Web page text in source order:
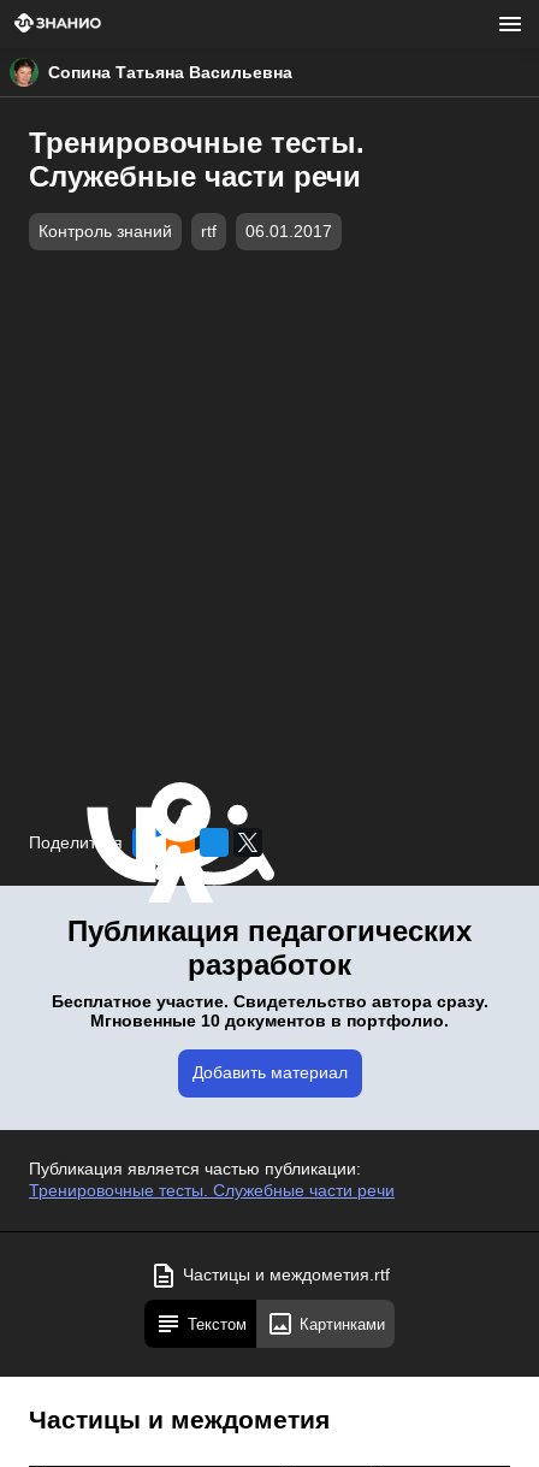
Сопина Татьяна Васильевна
Тренировочные тесты.
Служебные части речи
Контроль знаний rtf 06.01.2017
Поделиться
Публикация педагогических
разработок
Бесплатное участие. Свидетельство автора сразу.
Мгновенные 10 документов в портфолио.
Добавить материал
Публикация является частью публикации:
Тренировочные тесты. Служебные части речи
Частицы и междометия.rtf
Текстом Картинками
Частицы и междометия